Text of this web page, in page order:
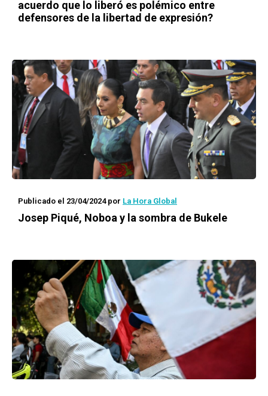
acuerdo que lo liberó es polémico entre
defensores de la libertad de expresión?
Publicado el 23/04/2024por La Hora Global
Josep Piqué, Noboa y la sombra de Bukele